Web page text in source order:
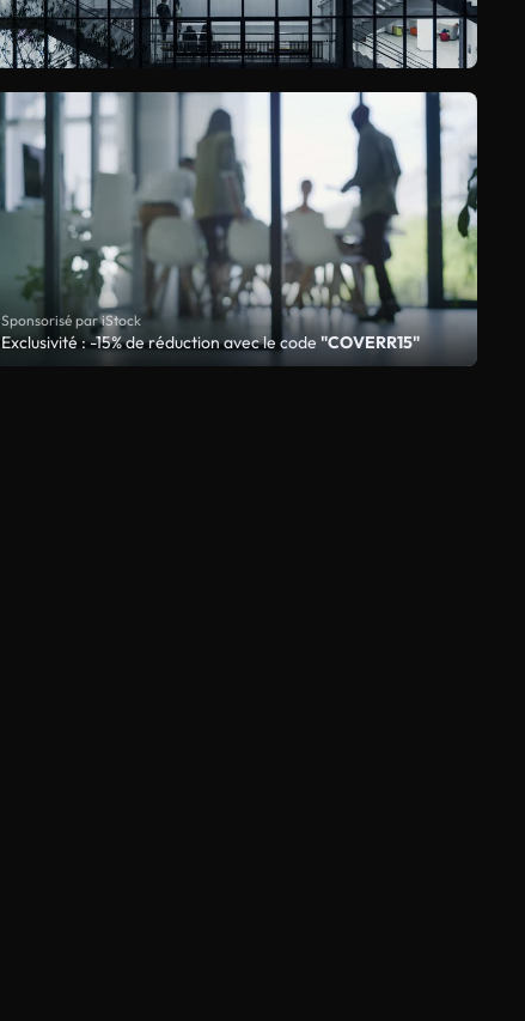
Sponsorisé par iStock
Exclusivité : -15% de réduction avec le code "COVERR15"